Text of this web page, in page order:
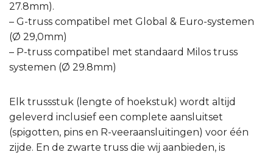
27.8mm).
– G-truss compatibel met Global & Euro-systemen
(Ø 29,0mm)
– P-truss compatibel met standaard Milos truss
systemen (Ø 29.8mm)
Elk trussstuk (lengte of hoekstuk) wordt altijd
geleverd inclusief een complete aansluitset
(spigotten, pins en R-veeraansluitingen) voor één
zijde. En de zwarte truss die wij aanbieden, is